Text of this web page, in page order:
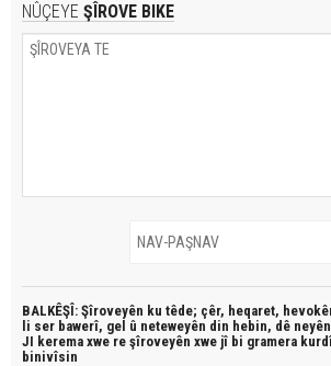
NÛÇEYE ŞÎROVE BIKE
BALKÊŞÎ: Şîroveyên ku têde; çêr, heqaret,
li ser bawerî, gel û neteweyên din hebin, dê
JI kerema xwe re şîroveyên xwe jî bi gramera
binivîsin